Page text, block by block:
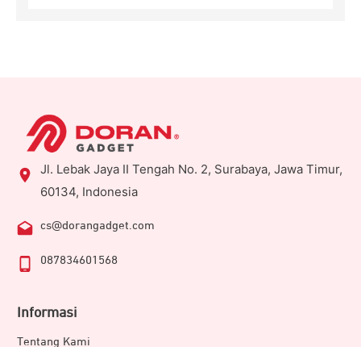
Jl. Lebak Jaya II Tengah No. 2, Surabaya, Jawa Timur,
60134, Indonesia
cs@dorangadget.com
087834601568
Informasi
Tentang Kami